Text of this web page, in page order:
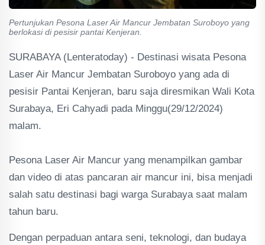
Pertunjukan Pesona Laser Air Mancur Jembatan Suroboyo yang
berlokasi di pesisir pantai Kenjeran.
SURABAYA (Lenteratoday) - Destinasi wisata Pesona
Laser Air Mancur Jembatan Suroboyo yang ada di
pesisir Pantai Kenjeran, baru saja diresmikan Wali Kota
Surabaya, Eri Cahyadi pada Minggu(29/12/2024)
malam.
Pesona Laser Air Mancur yang menampilkan gambar
dan video di atas pancaran air mancur ini, bisa menjadi
salah satu destinasi bagi warga Surabaya saat malam
tahun baru.
Dengan perpaduan antara seni, teknologi, dan budaya